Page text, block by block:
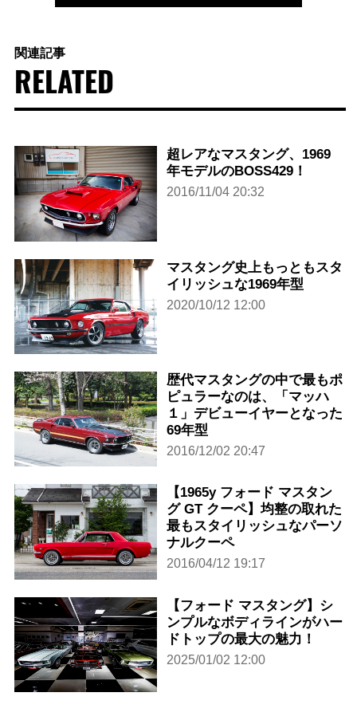
関連記事
RELATED
超レアなマスタング、1969
年モデルのBOSS429！
2016/11/04 20:32
マスタング史上もっともスタ
イリッシュな1969年型
2020/10/12 12:00
歴代マスタングの中で最もポ
ピュラーなのは、「マッハ
１」デビューイヤーとなった
69年型
2016/12/02 20:47
【1965y フォード マスタン
グ GT クーペ】均整の取れた
最もスタイリッシュなパーソ
ナルクーペ
2016/04/12 19:17
【フォード マスタング】シ
ンプルなボディラインがハー
ドトップの最大の魅力！
2025/01/02 12:00